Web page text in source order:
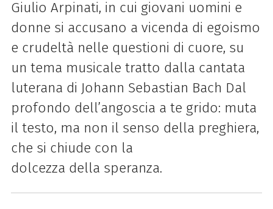
Giulio Arpinati, in cui giovani uomini e
donne si accusano a vicenda di egoismo
e crudeltà nelle questioni di cuore, su
un tema musicale tratto dalla cantata
luterana di Johann Sebastian Bach Dal
profondo dell’angoscia a te grido: muta
il testo, ma non il senso della preghiera,
che si chiude con la
dolcezza della speranza.